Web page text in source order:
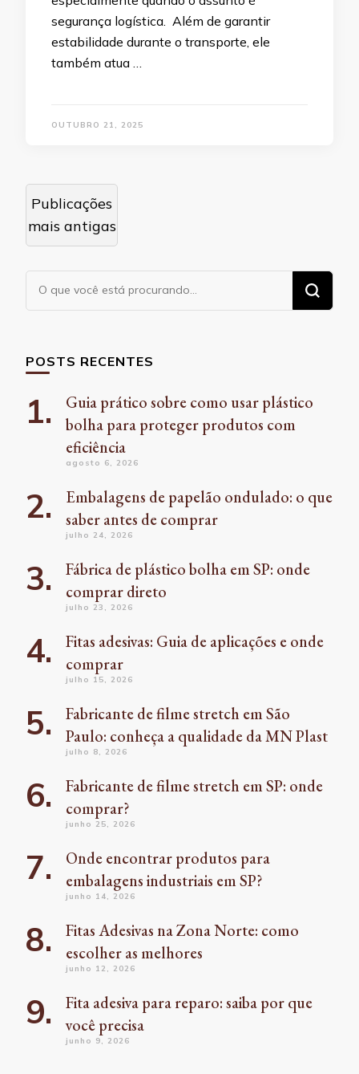
segurança logística. Além de garantir
estabilidade durante o transporte, ele
também atua …
OUTUBRO 21, 2025
Navegação
por
posts
Publicações
mais antigas
Procurando
algo?
POSTS RECENTES
Guia prático sobre como usar plástico
bolha para proteger produtos com
eficiência
agosto 6, 2026
Embalagens de papelão ondulado: o que
saber antes de comprar
julho 24, 2026
Fábrica de plástico bolha em SP: onde
comprar direto
julho 23, 2026
Fitas adesivas: Guia de aplicações e onde
comprar
julho 15, 2026
Fabricante de filme stretch em São
Paulo: conheça a qualidade da MN Plast
julho 8, 2026
Fabricante de filme stretch em SP: onde
comprar?
junho 25, 2026
Onde encontrar produtos para
embalagens industriais em SP?
junho 14, 2026
Fitas Adesivas na Zona Norte: como
escolher as melhores
junho 12, 2026
Fita adesiva para reparo: saiba por que
você precisa
junho 9, 2026